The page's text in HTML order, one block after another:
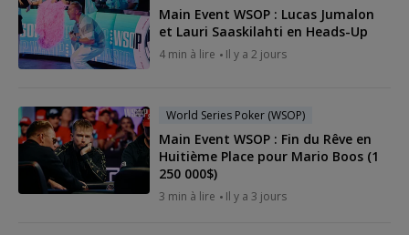
Main Event WSOP : Lucas Jumalon
et Lauri Saaskilahti en Heads-Up
4 min à lire Il y a 2 jours
World Series Poker (WSOP)
Main Event WSOP : Fin du Rêve en
Huitième Place pour Mario Boos (1
250 000$)
3 min à lire Il y a 3 jours